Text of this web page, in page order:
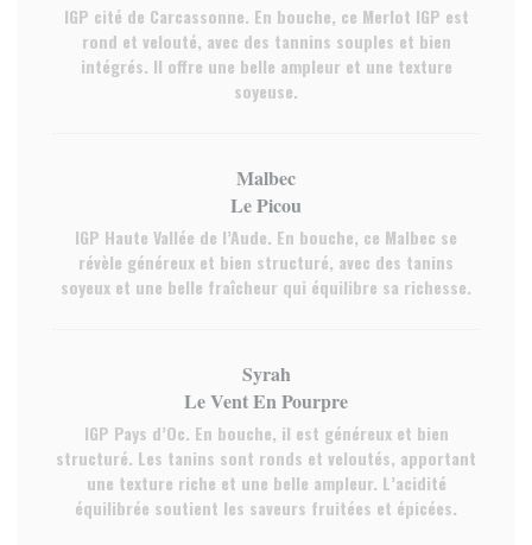
IGP cité de Carcassonne. En bouche, ce Merlot IGP est
rond et velouté, avec des tannins souples et bien
intégrés. Il offre une belle ampleur et une texture
soyeuse.
Malbec
Le Picou
IGP Haute Vallée de l’Aude. En bouche, ce Malbec se
révèle généreux et bien structuré, avec des tanins
soyeux et une belle fraîcheur qui équilibre sa richesse.
Syrah
Le Vent En Pourpre
IGP Pays d’Oc. En bouche, il est généreux et bien
structuré. Les tanins sont ronds et veloutés, apportant
une texture riche et une belle ampleur. L’acidité
équilibrée soutient les saveurs fruitées et épicées.